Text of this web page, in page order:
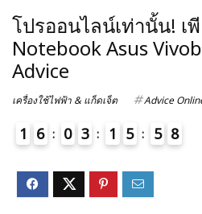
โปรออนไลน์เท่านั้น! เ
Notebook Asus
Advice
เครื่องใช้ไฟฟ้า & แก็ดเจ็ต Advice
1 6 0 3 1 5 5 8